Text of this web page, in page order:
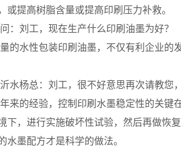
或提高树脂含量或提高印刷压力补救。
：刘工，现在生产什么印刷油墨为好？
的水性包装印刷油墨，不仅有利企业的
水杨总：刘工，很不好意思再次请教您
来的经验，控制印刷水墨稳定性的关键
下，进行实施破坏性试验，然后再做恢
水墨配方才是科学的做法。